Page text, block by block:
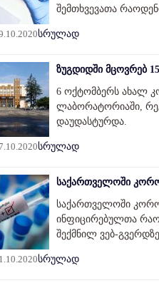
შემთხვევათა
სრულად
ზუგდიდში მცოვრებ
6 ოქტომბერს ახალ
ლაბორატორიაში,
დაუდასტურდა.
სრულად
საქართველოში
საქართველოში
ინფიცირებულთა
შექმნილ ვებ-
სრულად